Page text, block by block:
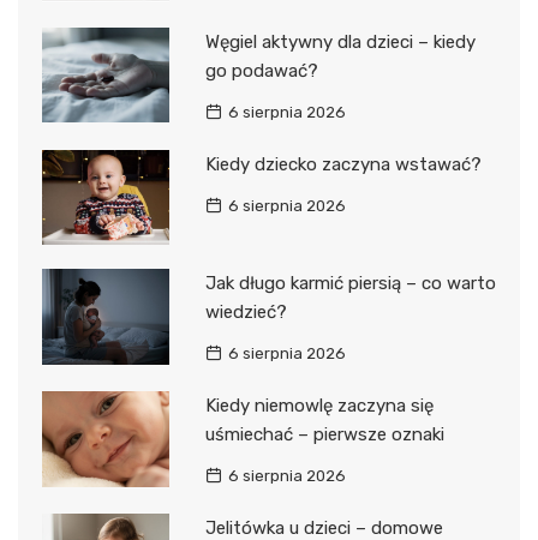
Węgiel aktywny dla dzieci – kiedy
go podawać?
6 sierpnia 2026
Kiedy dziecko zaczyna wstawać?
6 sierpnia 2026
Jak długo karmić piersią – co warto
wiedzieć?
6 sierpnia 2026
Kiedy niemowlę zaczyna się
uśmiechać – pierwsze oznaki
6 sierpnia 2026
Jelitówka u dzieci – domowe